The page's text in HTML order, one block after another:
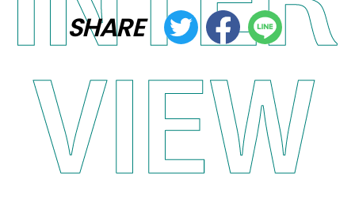
SHARE